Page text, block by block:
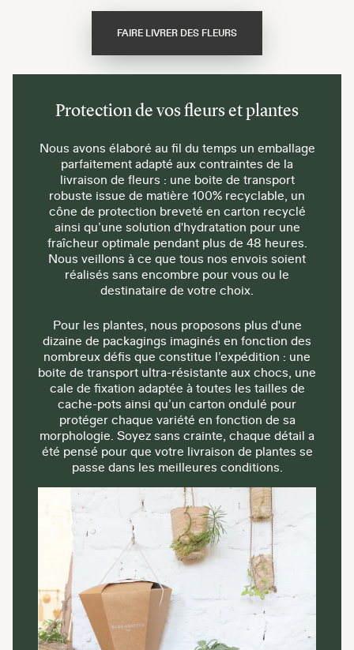
FAIRE LIVRER DES FLEURS
Protection de vos fleurs et plantes
Nous avons élaboré au fil du temps un emballage
parfaitement adapté aux contraintes de la
livraison de fleurs : une boite de transport
robuste issue de matière 100% recyclable, un
cône de protection breveté en carton recyclé
ainsi qu’une solution d'hydratation pour une
fraîcheur optimale pendant plus de 48 heures.
Nous veillons à ce que tous nos envois soient
réalisés sans encombre pour vous ou le
destinataire de votre choix.
Pour les plantes, nous proposons plus d'une
dizaine de packagings imaginés en fonction des
nombreux défis que constitue l’expédition : une
boite de transport ultra-résistante aux chocs, une
cale de fixation adaptée à toutes les tailles de
cache-pots ainsi qu’un carton ondulé pour
protéger chaque variété en fonction de sa
morphologie. Soyez sans crainte, chaque détail a
été pensé pour que votre livraison de plantes se
passe dans les meilleures conditions.